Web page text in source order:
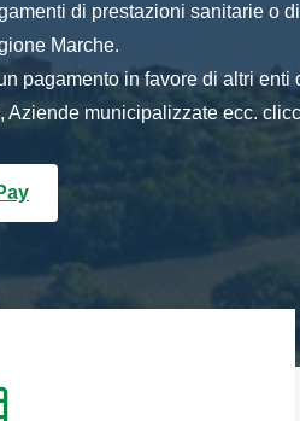
di prestazioni sanitarie o
Marche.
pagamento in favore di altri
Aziende municipalizzate ecc.